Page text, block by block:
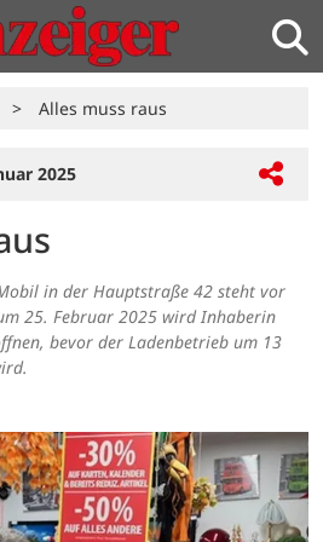
> Alles muss raus
2025
in der Hauptstraße 42 steht vor
25. Februar 2025 wird Inhaberin
bevor der Ladenbetrieb um 13